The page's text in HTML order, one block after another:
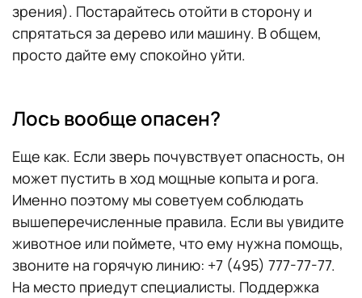
зрения). Постарайтесь отойти в сторону и
спрятаться за дерево или машину. В общем,
просто дайте ему спокойно уйти.
Лось вообще опасен?
Еще как. Если зверь почувствует опасность, он
может пустить в ход мощные копыта и рога.
Именно поэтому мы советуем соблюдать
вышеперечисленные правила. Если вы увидите
животное или поймете, что ему нужна помощь,
звоните на горячую линию: +7 (495) 777-77-77.
На место приедут специалисты. Поддержка